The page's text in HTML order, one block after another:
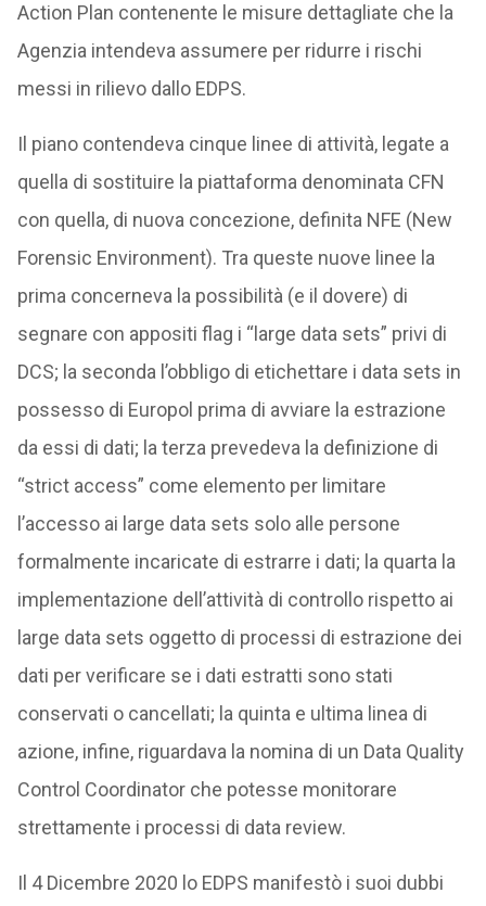
Action Plan contenente le misure dettagliate che la
Agenzia intendeva assumere per ridurre i rischi
messi in rilievo dallo EDPS.
Il piano contendeva cinque linee di attività, legate a
quella di sostituire la piattaforma denominata CFN
con quella, di nuova concezione, definita NFE (New
Forensic Environment). Tra queste nuove linee la
prima concerneva la possibilità (e il dovere) di
segnare con appositi flag i “large data sets” privi di
DCS; la seconda l’obbligo di etichettare i data sets in
possesso di Europol prima di avviare la estrazione
da essi di dati; la terza prevedeva la definizione di
“strict access” come elemento per limitare
l’accesso ai large data sets solo alle persone
formalmente incaricate di estrarre i dati; la quarta la
implementazione dell’attività di controllo rispetto ai
large data sets oggetto di processi di estrazione dei
dati per verificare se i dati estratti sono stati
conservati o cancellati; la quinta e ultima linea di
azione, infine, riguardava la nomina di un Data Quality
Control Coordinator che potesse monitorare
strettamente i processi di data review.
Il 4 Dicembre 2020 lo EDPS manifestò i suoi dubbi